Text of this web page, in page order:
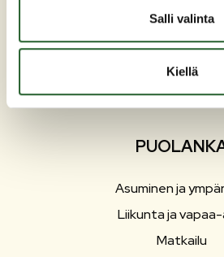
Salli valinta
Kiellä
Asuminen ja
Liikunta ja
Matkailu